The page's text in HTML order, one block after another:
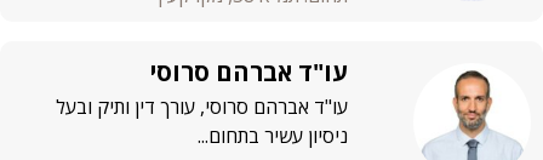
עו"ד אברהם סרוסי
עו"ד אברהם סרוסי, עורך דין ותיק ובעל
ניסיון עשיר בתחום...